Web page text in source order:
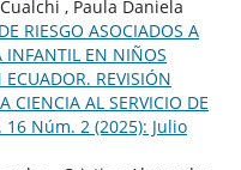
, Paula Daniela
RIESGO ASOCIADOS A
INFANTIL EN NIÑOS
REVISIÓN
CIENCIA AL SERVICIO DE
16 Núm. 2 (2025): Julio